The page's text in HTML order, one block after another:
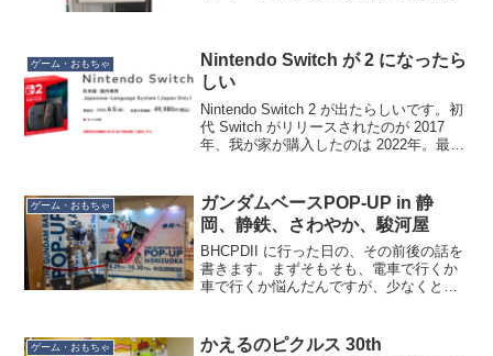
カプセルトイクラスのフ...
ゲーム・おもちゃ
Nintendo Switch が 2 になったら
しい
Nintendo Switch 2 が出たらしいです。初
代 Switch がリリースされたのが 2017
年、我が家が購入したのは 2022年。最近
とかやって遊んでいます...
ゲーム・おもちゃ
ガンダムベースPOP-UP in 静
岡、静鉄、さわやか、駿河屋
BHCPDII に行った日の、その前後の話を
書きます。まずそもそも、電車で行くか
車で行くか悩んだんですが、少なくとも
静岡セノバ」に出店していることから...
ゲーム・おもちゃ
かえるのピクルス 30th